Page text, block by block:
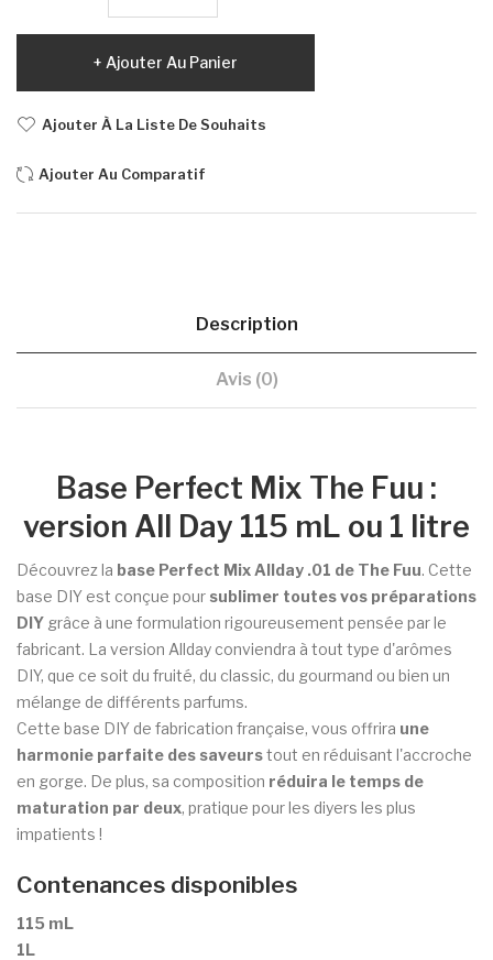
Ajouter Au Panier
Ajouter À La Liste De Souhaits
Ajouter Au Comparatif
Description
Avis (0)
Base Perfect Mix The Fuu :
version All Day 115 mL ou 1 litre
Découvrez la base Perfect Mix Allday .01 de The Fuu. Cette
base DIY est conçue pour sublimer toutes vos préparations
DIY grâce à une formulation rigoureusement pensée par le
fabricant. La version Allday conviendra à tout type d'arômes
DIY, que ce soit du fruité, du classic, du gourmand ou bien un
mélange de différents parfums.
Cette base DIY de fabrication française, vous offrira une
harmonie parfaite des saveurstout en réduisant l'accroche
en gorge. De plus, sa composition réduira le temps de
maturation par deux, pratique pour les diyers les plus
impatients !
Contenances disponibles
115 mL
1L